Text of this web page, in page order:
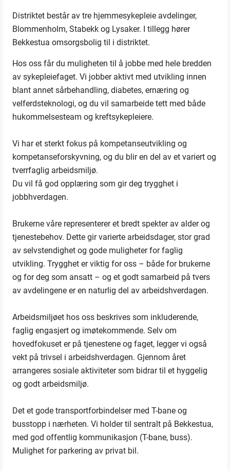
Distriktet består av tre hjemmesykepleie avdelinger,
Blommenholm, Stabekk og Lysaker. I tillegg hører
Bekkestua omsorgsbolig til i distriktet.
Hos oss får du muligheten til å jobbe med hele bredden
av sykepleiefaget. Vi jobber aktivt med utvikling innen
blant annet sårbehandling, diabetes, ernæring og
velferdsteknologi, og du vil samarbeide tett med både
hukommelsesteam og kreftsykepleiere.
Vi har et sterkt fokus på kompetanseutvikling og
kompetanseforskyvning, og du blir en del av et variert og
tverrfaglig arbeidsmiljø.
Du vil få god opplæring som gir deg trygghet i
jobbhverdagen.
Brukerne våre representerer et bredt spekter av alder og
tjenestebehov. Dette gir varierte arbeidsdager, stor grad
av selvstendighet og gode muligheter for faglig
utvikling. Trygghet er viktig for oss – både for brukerne
og for deg som ansatt – og et godt samarbeid på tvers
av avdelingene er en naturlig del av arbeidshverdagen.
Arbeidsmiljøet hos oss beskrives som inkluderende,
faglig engasjert og imøtekommende. Selv om
hovedfokuset er på tjenestene og faget, legger vi også
vekt på trivsel i arbeidshverdagen. Gjennom året
arrangeres sosiale aktiviteter som bidrar til et hyggelig
og godt arbeidsmiljø.
Det et gode transportforbindelser med T-bane og
busstopp i nærheten. Vi holder til sentralt på Bekkestua,
med god offentlig kommunikasjon (T-bane, buss).
Mulighet for parkering av privat bil.